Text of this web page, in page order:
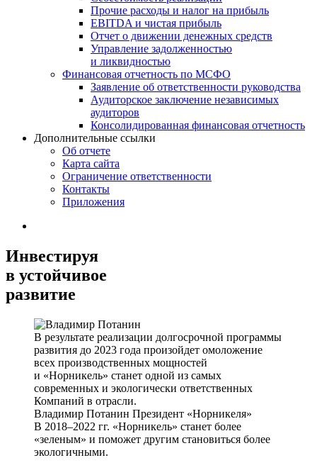
Прочие расходы и налог на прибыль
EBITDA и чистая прибыль
Отчет о движении денежных средств
Управление задолженностью
и ликвидностью
Финансовая отчетность по МСФО
Заявление об ответственности руководства
Аудиторское заключение независимых
аудиторов
Консолидированная финансовая отчетность
Дополнительные ссылки
Об отчете
Карта сайта
Ограничение ответственности
Контакты
Приложения
Инвестируя
в устойчивое
развитие
В результате реализации долгосрочной программы
развития до 2023 года произойдет омоложение
всех производственных мощностей
и «Норникель» станет одной из самых
современных и экологически ответственных
Компаний в отрасли.
Владимир Потанин Президент «Норникеля»
В 2018–2022 гг. «Норникель» станет более
«зеленым» и поможет другим становиться более
экологичными.